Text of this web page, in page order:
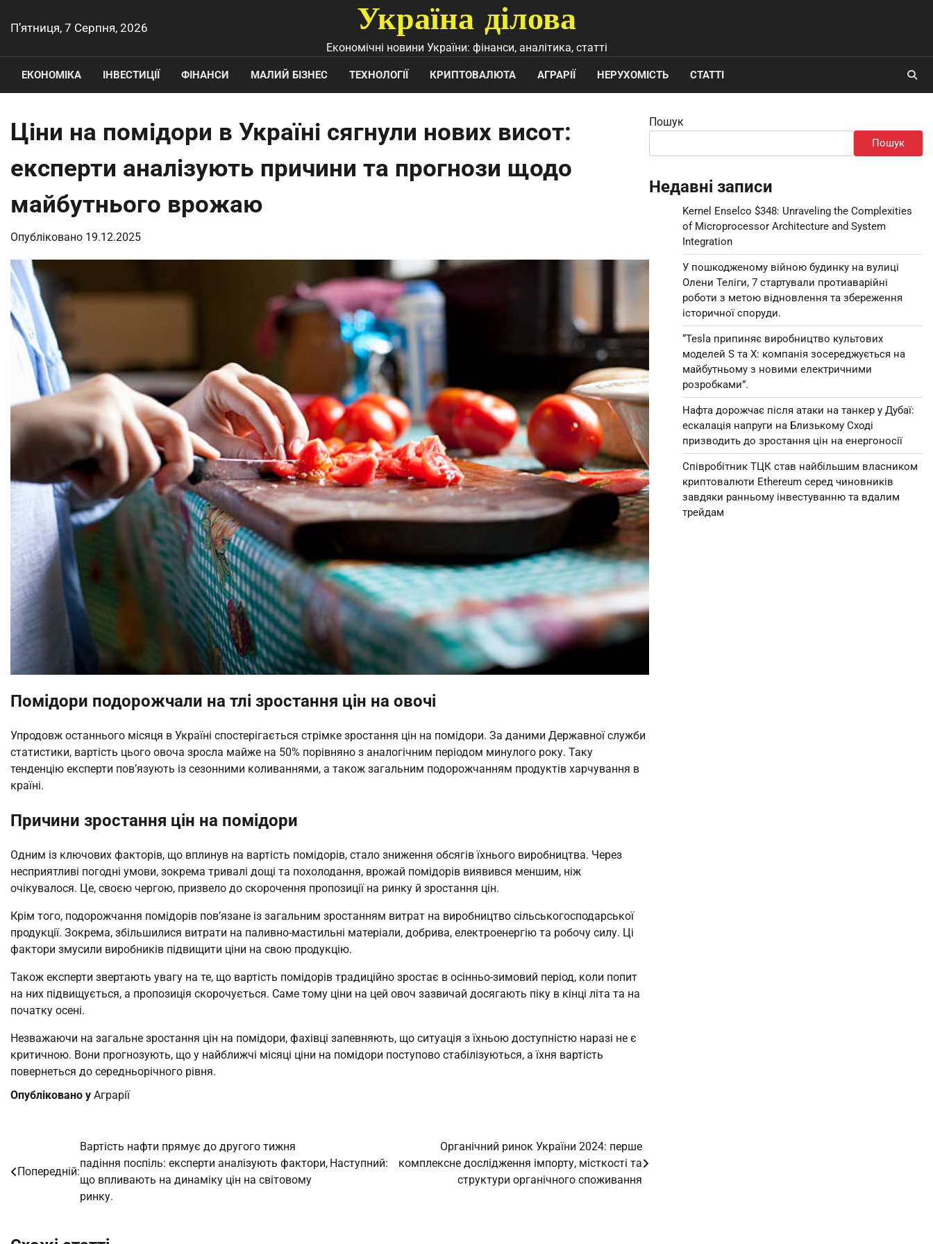
доП’ятниця, 7 Серпня, 2026 Україна ділова
Економічні новини України: фінанси, аналітика, статті
ЕКОНОМІКА ІНВЕСТИЦІЇ ФІНАНСИ МАЛИЙ БІЗНЕС ТЕХНОЛОГІЇ КРИПТОВАЛЮТА АГРАРІЇ НЕРУХОМІСТЬ СТАТТІ
Ціни на помідори в Україні сягнули нових висот:
експерти аналізують причини та прогнози щодо
майбутнього врожаю
Опубліковано 19.12.2025
Помідори подорожчали на тлі зростання цін на овочі
Упродовж останнього місяця в Україні спостерігається стрімке зростання цін на помідори. За даними Державної служби
статистики, вартість цього овоча зросла майже на 50% порівняно з аналогічним періодом минулого року. Таку
тенденцію експерти пов’язують із сезонними коливаннями, а також загальним подорожчанням продуктів харчування в
країні.
Причини зростання цін на помідори
Одним із ключових факторів, що вплинув на вартість помідорів, стало зниження обсягів їхнього виробництва. Через
несприятливі погодні умови, зокрема тривалі дощі та похолодання, врожай помідорів виявився меншим, ніж
очікувалося. Це, своєю чергою, призвело до скорочення пропозиції на ринку й зростання цін.
Крім того, подорожчання помідорів пов’язане із загальним зростанням витрат на виробництво сільськогосподарської
продукції. Зокрема, збільшилися витрати на паливно-мастильні матеріали, добрива, електроенергію та робочу силу. Ці
фактори змусили виробників підвищити ціни на свою продукцію.
Також експерти звертають увагу на те, що вартість помідорів традиційно зростає в осінньо-зимовий період, коли попит
на них підвищується, а пропозиція скорочується. Саме тому ціни на цей овоч зазвичай досягають піку в кінці літа та на
початку осені.
Незважаючи на загальне зростання цін на помідори, фахівці запевняють, що ситуація з їхньою доступністю наразі не є
критичною. Вони прогнозують, що у найближчі місяці ціни на помідори поступово стабілізуються, а їхня вартість
повернеться до середньорічного рівня.
Опубліковано у Аграрії
Навігація
записів
Попередній:
Вартість нафти прямує до другого тижня
падіння поспіль: експерти аналізують фактори,
що впливають на динаміку цін на світовому
ринку.
Наступний:
Органічний ринок України 2024: перше
комплексне дослідження імпорту, місткості та
структури органічного споживання
Пошук
Пошук
Недавні записи
Kernel Enselco $348: Unraveling the Complexities
of Microprocessor Architecture and System
Integration
У пошкодженому війною будинку на вулиці
Олени Теліги, 7 стартували протиаварійні
роботи з метою відновлення та збереження
історичної споруди.
“Tesla припиняє виробництво культових
моделей S та X: компанія зосереджується на
майбутньому з новими електричними
розробками”.
Нафта дорожчає після атаки на танкер у Дубаї:
ескалація напруги на Близькому Сході
призводить до зростання цін на енергоносії
Співробітник ТЦК став найбільшим власником
криптовалюти Ethereum серед чиновників
завдяки ранньому інвестуванню та вдалим
трейдам